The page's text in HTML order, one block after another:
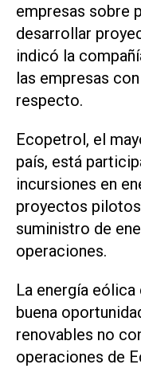
empresas sobre
desarrollar
indicó la
las empresas
respecto.
Ecopetrol, el
país, está
incursiones en
proyectos
suministro de
operaciones.
La energía
buena
renovables no
operaciones de